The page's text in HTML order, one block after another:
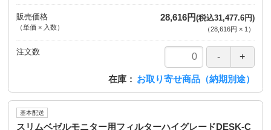
販売価格
（単価 × 入数）
28,616円(税込31,477.6円)
（28,616円 × 1 ）
注文数
在庫 お取り寄せ商品（納期別途）
基本配送
スリムベゼルモニター用フィルターハイグレードDESK-C